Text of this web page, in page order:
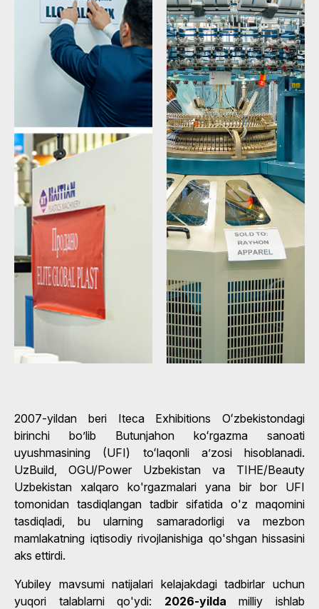
2007-yildan beri Iteca Exhibitions Oʻzbekistondagi
birinchi bo’lib Butunjahon koʻrgazma sanoati
uyushmasining (UFI) toʻlaqonli aʼzosi hisoblanadi.
UzBuild, OGU/Power Uzbekistan va TIHE/Beauty
Uzbekistan xalqaro ko'rgazmalari yana bir bor UFI
tomonidan tasdiqlangan tadbir sifatida o'z maqomini
tasdiqladi, bu ularning samaradorligi va mezbon
mamlakatning iqtisodiy rivojlanishiga qo'shgan hissasini
aks ettirdi.
Yubiley mavsumi natijalari kelajakdagi tadbirlar uchun
yuqori talablarni qo'ydi: 2026-yilda milliy ishlab